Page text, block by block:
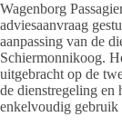
Wagenborg
adviesaanvraag
aanpassing van de
Schiermonnikoog.
uitgebracht op de
de dienstregeling en
enkelvoudig gebruik